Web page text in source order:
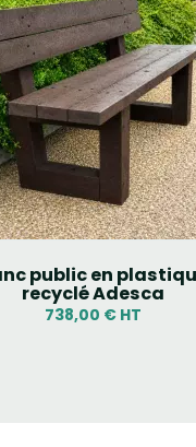
public en
recyclé Adesca
738,00 € HT